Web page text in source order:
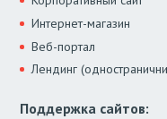
Интернет-магазин
Веб-портал
Лендинг
Поддержка сайтов: